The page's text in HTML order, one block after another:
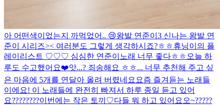
아 어떤색이었는지 까먹었어.. 😢왕발 연준이3 신나는 왕발 연
준이 시리즈>< 여러분도 그렇게 생각하시죠?ㅎㅎ휴닝이의 플
레이리스트 ♡♡♡ 심심한 연준이 노래 너무 좋다ㅎㅎ 오늘 하
루도 수고했어요❤️앗...? 죄송해요 ㅎㅎ... 너무 추천해 주고 싶
은 마음에 5개를 연달아 올려 버렸네요 요즘 즐겨듣는 노래들
이에요! 이 노래들에 완전히 빠져서 하루 종일 듣고 있어
요????????이번에는 작은 토끼♡다들 뭐 하고 있어요오~?????